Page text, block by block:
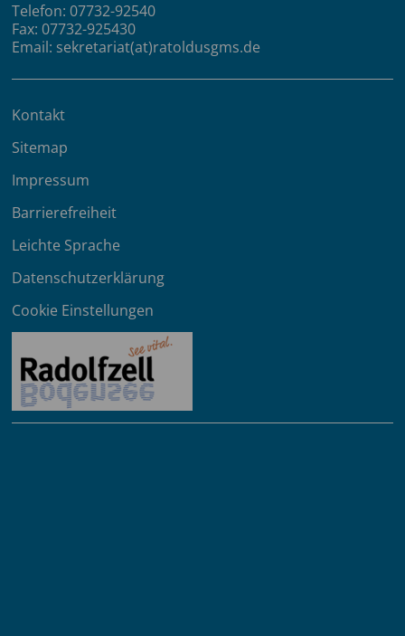
Telefon: 07732-92540
Fax: 07732-925430
Email: sekretariat(at)ratoldusgms.de
Kontakt
Sitemap
Impressum
Barrierefreiheit
Leichte Sprache
Datenschutzerklärung
Cookie Einstellungen